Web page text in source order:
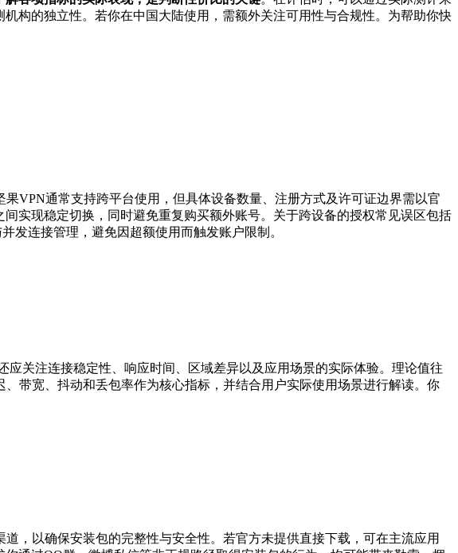
构的独立性。若你在中国大陆使用，需额外关注可用性与合规性。为帮助你快
VPN通常支持跨平台使用，但具体设备数量、注册方式及许可证边界需以官
实现稳定切换，同时避免重复购买额外账号。关于跨设备的授权常见误区包括
发连接管理，避免因超额使用而触发账户限制。
关注连接稳定性、响应时间、区域差异以及应用场景的实际体验。理论值往
带宽、抖动和丢包率作为核心指标，并结合用户实际使用场景进行解读。你
，以确保安装包的完整性与安全性。若官方未提供直接下载，可在主流应用